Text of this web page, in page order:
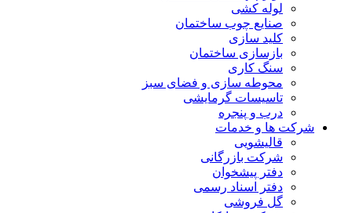
لوله کشی
صنایع چوب ساختمان
کلید سازی
بازسازی ساختمان
سنگ کاری
محوطه سازی و فضای سبز
تاسیسات گرمایشی
درب و پنجره
شرکت ها و خدمات
قالیشویی
شرکت بازرگانی
دفتر پیشخوان
دفتر اسناد رسمی
گل فروشی